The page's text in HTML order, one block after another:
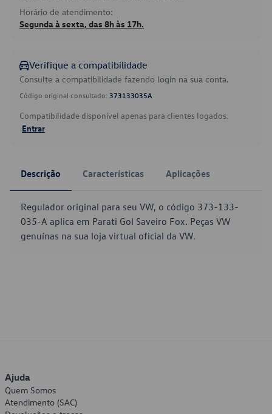
Horário de atendimento:
Segunda à sexta, das 8h às 17h.
Verifique a compatibilidade
Consulte a compatibilidade fazendo login na sua conta.
Código original consultado: 373133035A
Compatibilidade disponível apenas para clientes logados.
Entrar
Descrição Características Aplicações
Regulador original para seu VW, o código 373-133-
035-A aplica em Parati Gol Saveiro Fox. Peças VW
genuínas na sua loja virtual oficial da VW.
Ajuda
Quem Somos
Atendimento (SAC)